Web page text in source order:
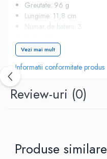
Greutate: 96 g
Lungime: 11,8 cm
Numar de baterii: 3
Tipul bateriei: Micro AAA
Gama lumina: 110 m
Continut pachet:
3 x baterii AAA
1 x curea de mana
Vezi mai mult
Informatii conformitate produs
Review-uri (0)
Produse similare